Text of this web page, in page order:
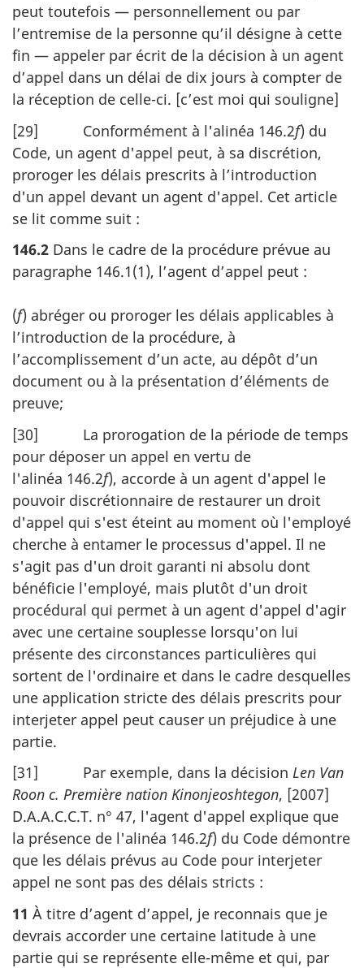
peut toutefois — personnellement ou par
l’entremise de la personne qu’il désigne à cette
fin — appeler par écrit de la décision à un agent
d’appel dans un délai de dix jours à compter de
la réception de celle-ci. [c’est moi qui souligne]
[29] Conformément à l'alinéa 146.2f) du
Code, un agent d'appel peut, à sa discrétion,
proroger les délais prescrits à l’introduction
d'un appel devant un agent d'appel. Cet article
se lit comme suit :
146.2 Dans le cadre de la procédure prévue au
paragraphe 146.1(1), l’agent d’appel peut :
(f) abréger ou proroger les délais applicables à
l’introduction de la procédure, à
l’accomplissement d’un acte, au dépôt d’un
document ou à la présentation d’éléments de
preuve;
[30] La prorogation de la période de temps
pour déposer un appel en vertu de
l'alinéa 146.2f), accorde à un agent d'appel le
pouvoir discrétionnaire de restaurer un droit
d'appel qui s'est éteint au moment où l'employé
cherche à entamer le processus d'appel. Il ne
s'agit pas d'un droit garanti ni absolu dont
bénéficie l'employé, mais plutôt d'un droit
procédural qui permet à un agent d'appel d'agir
avec une certaine souplesse lorsqu'on lui
présente des circonstances particulières qui
sortent de l'ordinaire et dans le cadre desquelles
une application stricte des délais prescrits pour
interjeter appel peut causer un préjudice à une
partie.
[31] Par exemple, dans la décision Len Van
Roon c. Première nation Kinonjeoshtegon, [2007]
D.A.A.C.C.T. n° 47, l'agent d'appel explique que
la présence de l'alinéa 146.2f) du Code démontre
que les délais prévus au Code pour interjeter
appel ne sont pas des délais stricts :
11 À titre d’agent d’appel, je reconnais que je
devrais accorder une certaine latitude à une
partie qui se représente elle-même et qui, par